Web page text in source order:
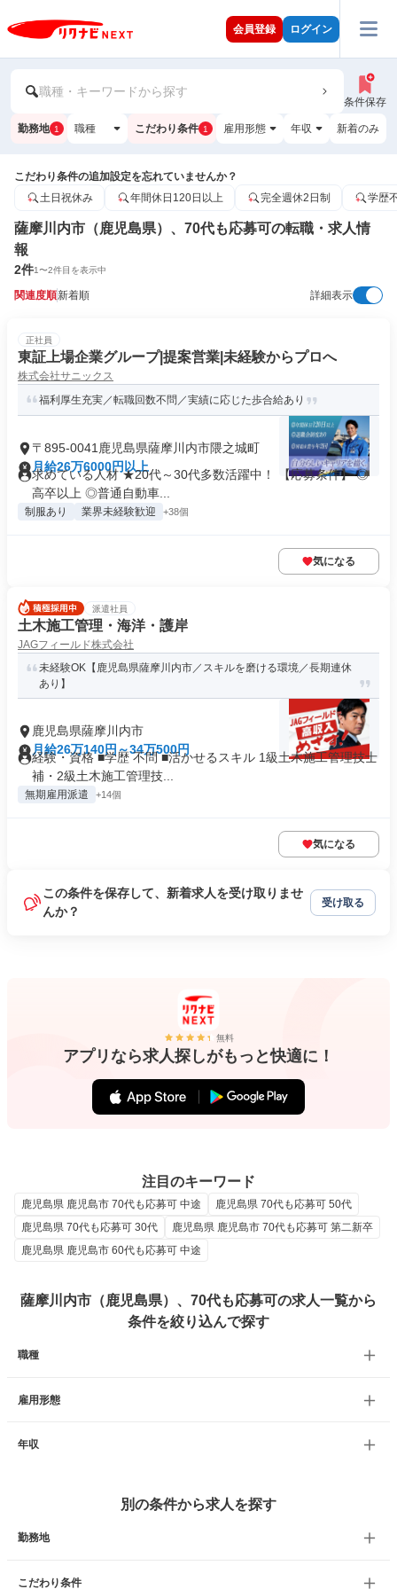
会員登録 ログイン
職種・キーワードから探す
条件保存
勤務地 1 職種 こだわり条件 1 雇用形態 年収 新着のみ
こだわり条件の追加設定を忘れていませんか？
土日祝休み
年間休日120日以上 完全週休2日制 学歴
薩摩川内市（鹿児島県）、70代も応募可の転職・求人情
報
2件1〜2件目を表示中
関連度順新着順 詳細表示
正社員
東証上場企業グループ|提案営業|未経験からプロへ
株式会社サニックス
福利厚生充実／転職回数不問／実績に応じた歩合給あり
〒895-0041鹿児島県薩摩川内市隈之城町
月給26万6000円以上
求めている人材 ★20代～30代多数活躍中！ 【応募条件】 ◎
高卒以上 ◎普通自動車...
制服あり 業界未経験歓迎 +38個
気になる
派遣社員
土木施工管理・海洋・護岸
JAGフィールド株式会社
未経験OK【鹿児島県薩摩川内市／スキルを磨ける環境／長期連休
あり】
鹿児島県薩摩川内市
月給26万140円～34万500円
経験・資格 ■学歴 不問 ■活かせるスキル 1級土木施工管理技士
補・2級土木施工管理技...
無期雇用派遣 +14個
気になる
この条件を保存して、新着求人を受け取りませ
んか？
受け取る
無料
アプリなら求人探しがもっと快適に！
注目のキーワード
鹿児島県 鹿児島市 70代も応募可 中途
鹿児島県 70代も応募可 50代
鹿児島県 70代も応募可 30代
鹿児島県 鹿児島市 70代も応募可 第二新卒
鹿児島県 鹿児島市 60代も応募可 中途
薩摩川内市（鹿児島県）、70代も応募可の求人一覧から
条件を絞り込んで探す
職種
雇用形態
年収
別の条件から求人を探す
勤務地
こだわり条件